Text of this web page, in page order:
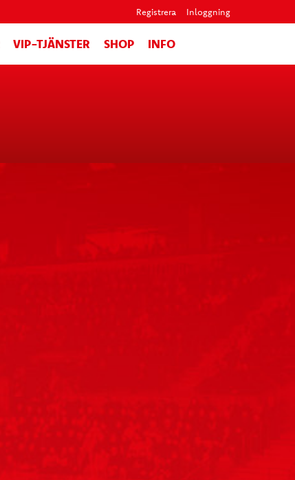
Registrera Inloggning
VIP-TJÄNSTER SHOP INFO